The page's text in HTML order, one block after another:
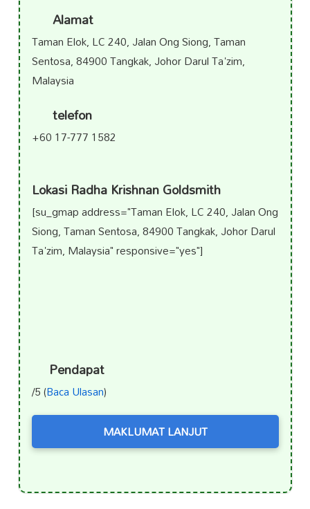
Alamat
Taman Elok, LC 240, Jalan Ong Siong, Taman
Sentosa, 84900 Tangkak, Johor Darul Ta'zim,
Malaysia
telefon
+60 17-777 1582
Lokasi Radha Krishnan Goldsmith
[su_gmap address="Taman Elok, LC 240, Jalan Ong
Siong, Taman Sentosa, 84900 Tangkak, Johor Darul
Ta'zim, Malaysia" responsive="yes"]
Pendapat
/5 (Baca Ulasan)
MAKLUMAT LANJUT